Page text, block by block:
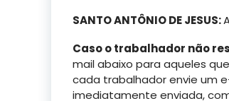
SANTO ANTÔNIO DE JESUS:
Caso o trabalhador não
mail abaixo para aqueles
cada trabalhador envie um
imediatamente enviada,